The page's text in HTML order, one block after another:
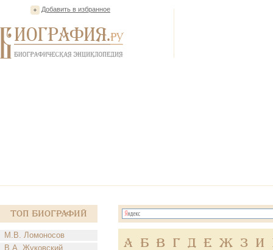
Добавить в избранное
Топ Биографий
М.В. Ломоносов
В.А. Жуковский
А Б В Г Д Е Ж З И